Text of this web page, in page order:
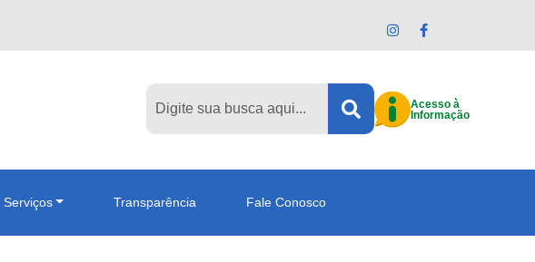
Acesso à
Informação
Serviços Transparência Fale Conosco